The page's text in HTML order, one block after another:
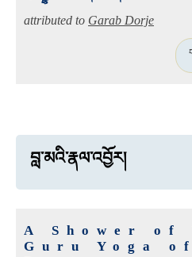
attributed to Garab Dorje
བླ་མའི་རྣལ་འབྱོར།
A Shower of
Guru Yoga